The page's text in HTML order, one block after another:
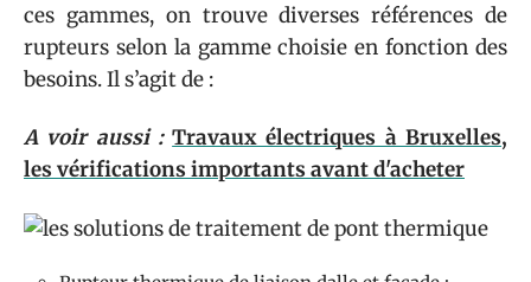
ces gammes, on trouve diverses références de
rupteurs selon la gamme choisie en fonction des
besoins. Il s’agit de :
A voir aussi : Travaux électriques à Bruxelles,
les vérifications importants avant d'acheter